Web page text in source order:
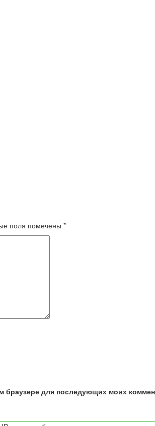
поля помечены *
браузере для последующих моих